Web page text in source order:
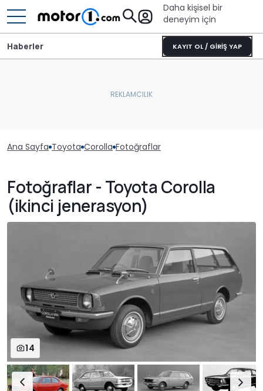
Daha kişisel bir
deneyim için
KAYIT OL / GİRİŞ YAP
Haberler
Ana Sayfa Toyota Corolla Fotoğraflar
Fotoğraflar - Toyota Corolla
(ikinci jenerasyon)
14